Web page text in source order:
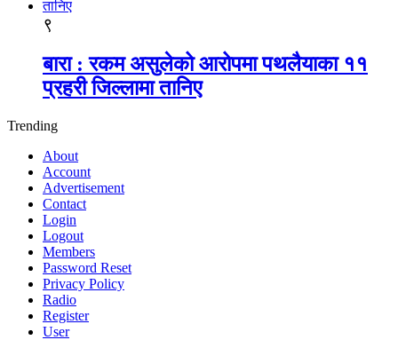
९
बारा : रकम असुलेको आरोपमा पथलैयाका ११
प्रहरी जिल्लामा तानिए
Trending
About
Account
Advertisement
Contact
Login
Logout
Members
Password Reset
Privacy Policy
Radio
Register
User